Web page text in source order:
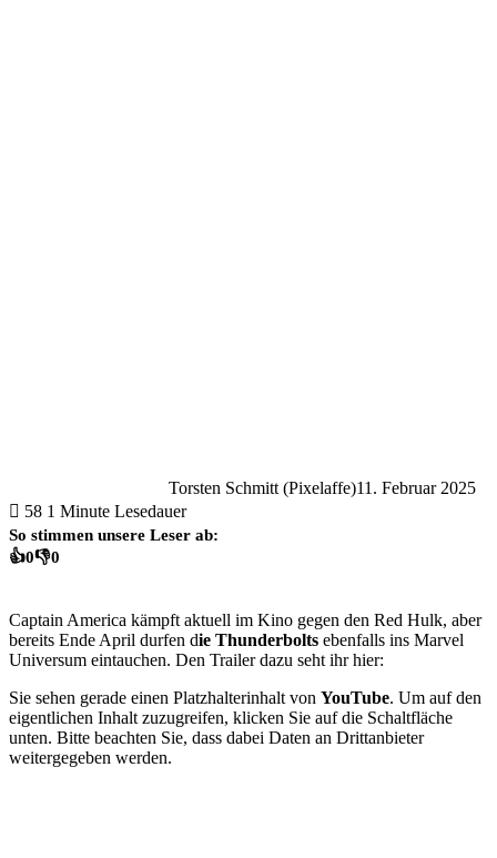
Torsten Schmitt (Pixelaffe)11. Februar 2025
58 1 Minute Lesedauer
So stimmen unsere Leser ab:
👍0👎0
Captain America kämpft aktuell im Kino gegen den Red Hulk, aber
bereits Ende April durfen die Thunderbolts ebenfalls ins Marvel
Universum eintauchen. Den Trailer dazu seht ihr hier:
Sie sehen gerade einen Platzhalterinhalt von YouTube. Um auf den
eigentlichen Inhalt zuzugreifen, klicken Sie auf die Schaltfläche
unten. Bitte beachten Sie, dass dabei Daten an Drittanbieter
weitergegeben werden.